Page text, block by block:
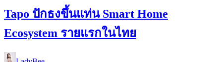
Tapo ปักธงขึ้นแท่น Smart Home
Ecosystem รายแรกในไทย